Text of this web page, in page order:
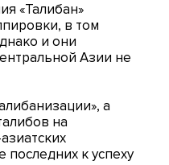
«Талибан»
в том
и они
Азии не
а
на
последних к успеху